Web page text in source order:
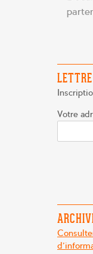
Votre